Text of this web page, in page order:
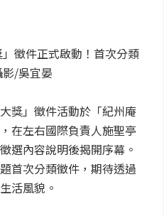
徵件正式啟動！首次分類
/吳宜晏
獎」徵件活動於「紀州庵
在左右國際負責人施聖亭
選內容說明後揭開序幕。
首次分類徵件，期待透過
活風貌。